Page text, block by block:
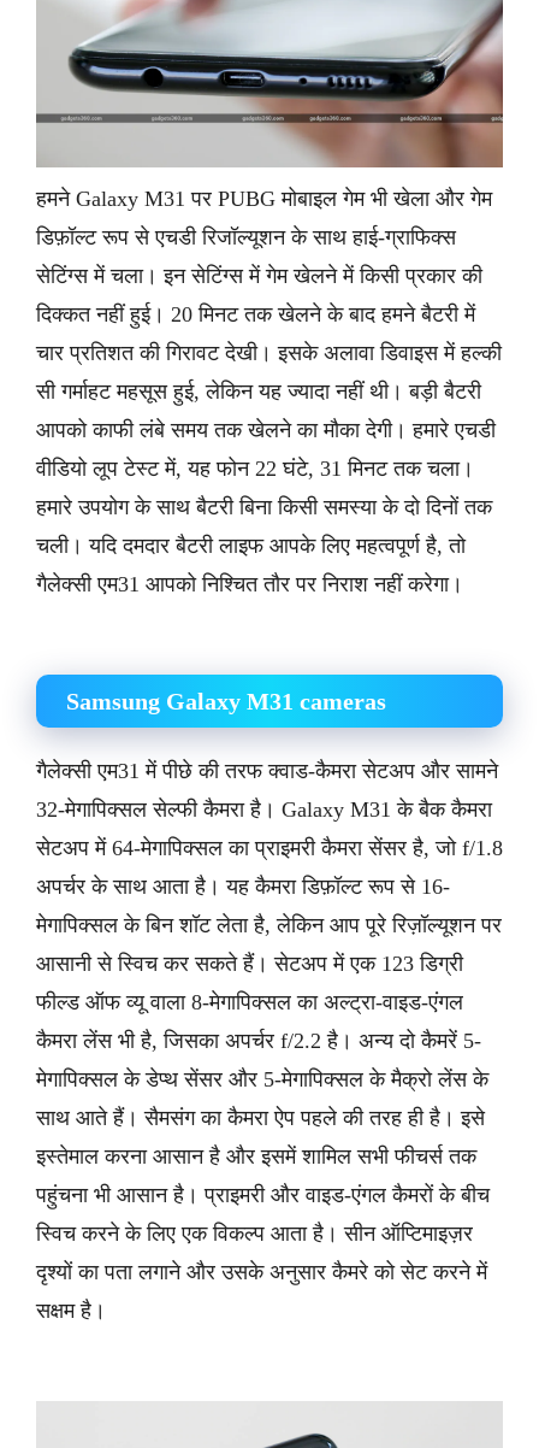
हमने Galaxy M31 पर PUBG मोबाइल गेम भी खेला और गेम
डिफ़ॉल्ट रूप से एचडी रिजॉल्यूशन के साथ हाई-ग्राफिक्स
सेटिंग्स में चला। इन सेटिंग्स में गेम खेलने में किसी प्रकार की
दिक्कत नहीं हुई। 20 मिनट तक खेलने के बाद हमने बैटरी में
चार प्रतिशत की गिरावट देखी। इसके अलावा डिवाइस में हल्की
सी गर्माहट महसूस हुई, लेकिन यह ज्यादा नहीं थी। बड़ी बैटरी
आपको काफी लंबे समय तक खेलने का मौका देगी। हमारे एचडी
वीडियो लूप टेस्ट में, यह फोन 22 घंटे, 31 मिनट तक चला।
हमारे उपयोग के साथ बैटरी बिना किसी समस्या के दो दिनों तक
चली। यदि दमदार बैटरी लाइफ आपके लिए महत्वपूर्ण है, तो
गैलेक्सी एम31 आपको निश्चित तौर पर निराश नहीं करेगा।
Samsung Galaxy M31 cameras
गैलेक्सी एम31 में पीछे की तरफ क्वाड-कैमरा सेटअप और सामने
32-मेगापिक्सल सेल्फी कैमरा है। Galaxy M31 के बैक कैमरा
सेटअप में 64-मेगापिक्सल का प्राइमरी कैमरा सेंसर है, जो f/1.8
अपर्चर के साथ आता है। यह कैमरा डिफ़ॉल्ट रूप से 16-
मेगापिक्सल के बिन शॉट लेता है, लेकिन आप पूरे रिज़ॉल्यूशन पर
आसानी से स्विच कर सकते हैं। सेटअप में एक 123 डिग्री
फील्ड ऑफ व्यू वाला 8-मेगापिक्सल का अल्ट्रा-वाइड-एंगल
कैमरा लेंस भी है, जिसका अपर्चर f/2.2 है। अन्य दो कैमरें 5-
मेगापिक्सल के डेप्थ सेंसर और 5-मेगापिक्सल के मैक्रो लेंस के
साथ आते हैं। सैमसंग का कैमरा ऐप पहले की तरह ही है। इसे
इस्तेमाल करना आसान है और इसमें शामिल सभी फीचर्स तक
पहुंचना भी आसान है। प्राइमरी और वाइड-एंगल कैमरों के बीच
स्विच करने के लिए एक विकल्प आता है। सीन ऑप्टिमाइज़र
दृश्यों का पता लगाने और उसके अनुसार कैमरे को सेट करने में
सक्षम है।